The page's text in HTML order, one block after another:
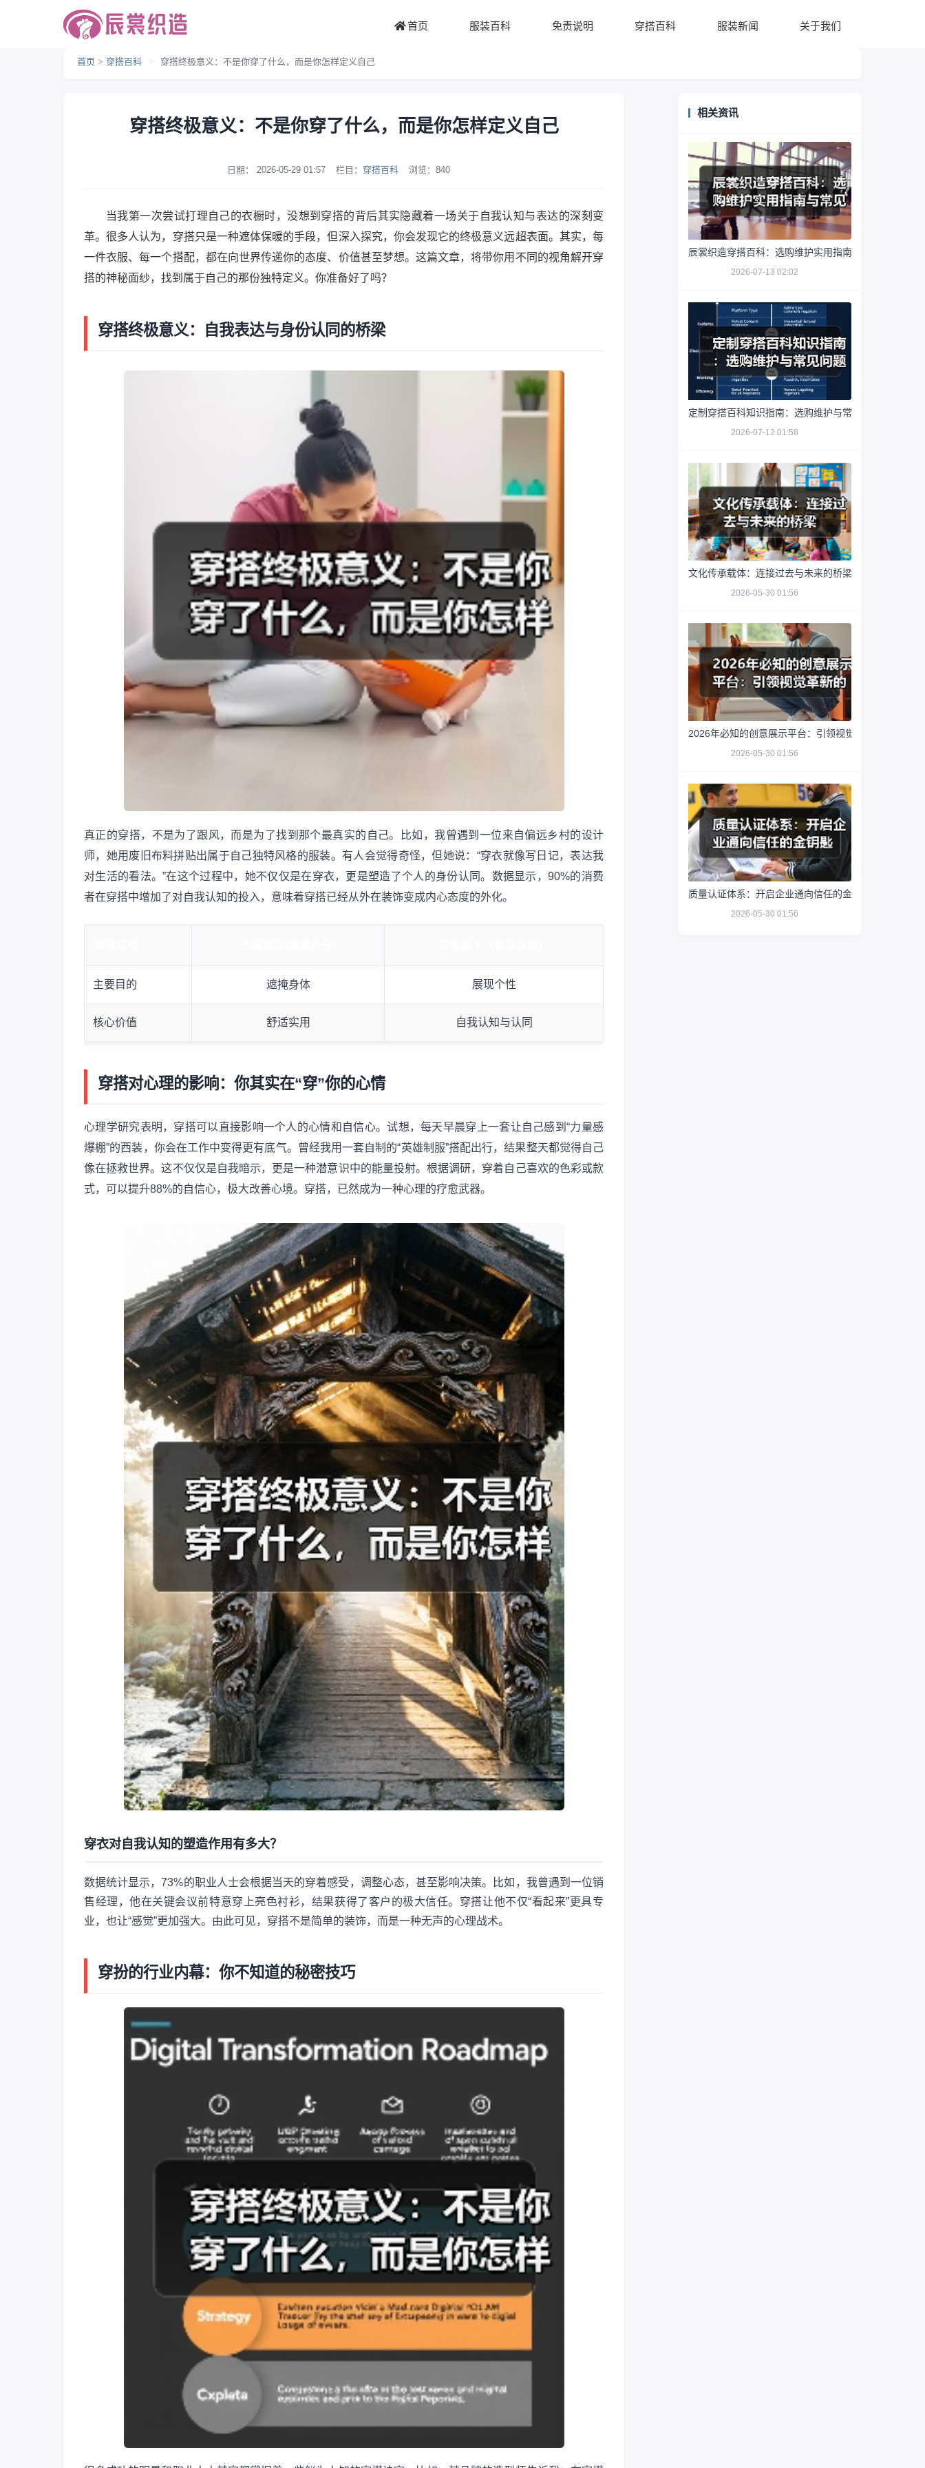
首页 服装百科 免责说明 穿搭百科 服装新闻 关于我们
首页 > 穿搭百科 > 穿搭终极意义：不是你穿了什么，而是你怎样定义自己
穿搭终极意义：不是你穿了什么，而是你怎样定义自己
日期： 2026-05-29 01:57 栏目： 穿搭百科 浏览： 840
当我第一次尝试打理自己的衣橱时，没想到穿搭的背后其实隐藏着一场关于自我认知与表达的深刻变
革。很多人认为，穿搭只是一种遮体保暖的手段，但深入探究，你会发现它的终极意义远超表面。其实，每
一件衣服、每一个搭配，都在向世界传递你的态度、价值甚至梦想。这篇文章，将带你用不同的视角解开穿
搭的神秘面纱，找到属于自己的那份独特定义。你准备好了吗？
穿搭终极意义：自我表达与身份认同的桥梁
真正的穿搭，不是为了跟风，而是为了找到那个最真实的自己。比如，我曾遇到一位来自偏远乡村的设计
师，她用废旧布料拼贴出属于自己独特风格的服装。有人会觉得奇怪，但她说：“穿衣就像写日记，表达我
对生活的看法。”在这个过程中，她不仅仅是在穿衣，更是塑造了个人的身份认同。数据显示，90%的消费
者在穿搭中增加了对自我认知的投入，意味着穿搭已经从外在装饰变成内心态度的外化。
主要目的 遮掩身体 展现个性
核心价值 舒适实用 自我认知与认同
穿搭对心理的影响：你其实在“穿”你的心情
心理学研究表明，穿搭可以直接影响一个人的心情和自信心。试想，每天早晨穿上一套让自己感到“力量感
爆棚”的西装，你会在工作中变得更有底气。曾经我用一套自制的“英雄制服”搭配出行，结果整天都觉得自己
像在拯救世界。这不仅仅是自我暗示，更是一种潜意识中的能量投射。根据调研，穿着自己喜欢的色彩或款
式，可以提升88%的自信心，极大改善心境。穿搭，已然成为一种心理的疗愈武器。
穿衣对自我认知的塑造作用有多大？
数据统计显示，73%的职业人士会根据当天的穿着感受，调整心态，甚至影响决策。比如，我曾遇到一位销
售经理，他在关键会议前特意穿上亮色衬衫，结果获得了客户的极大信任。穿搭让他不仅“看起来”更具专
业，也让“感觉”更加强大。由此可见，穿搭不是简单的装饰，而是一种无声的心理战术。
穿扮的行业内幕：你不知道的秘密技巧
相关资讯
辰裳织造穿搭百科：选购维护实用指南与常见问题解析
2026-07-13 02:02
定制穿搭百科知识指南：选购维护与常见问题解析2026
2026-07-12 01:58
文化传承载体：连接过去与未来的桥梁
2026-05-30 01:56
2026年必知的创意展示平台：引领视觉革新的秘密武器
2026-05-30 01:56
质量认证体系：开启企业通向信任的金钥匙
2026-05-30 01:56